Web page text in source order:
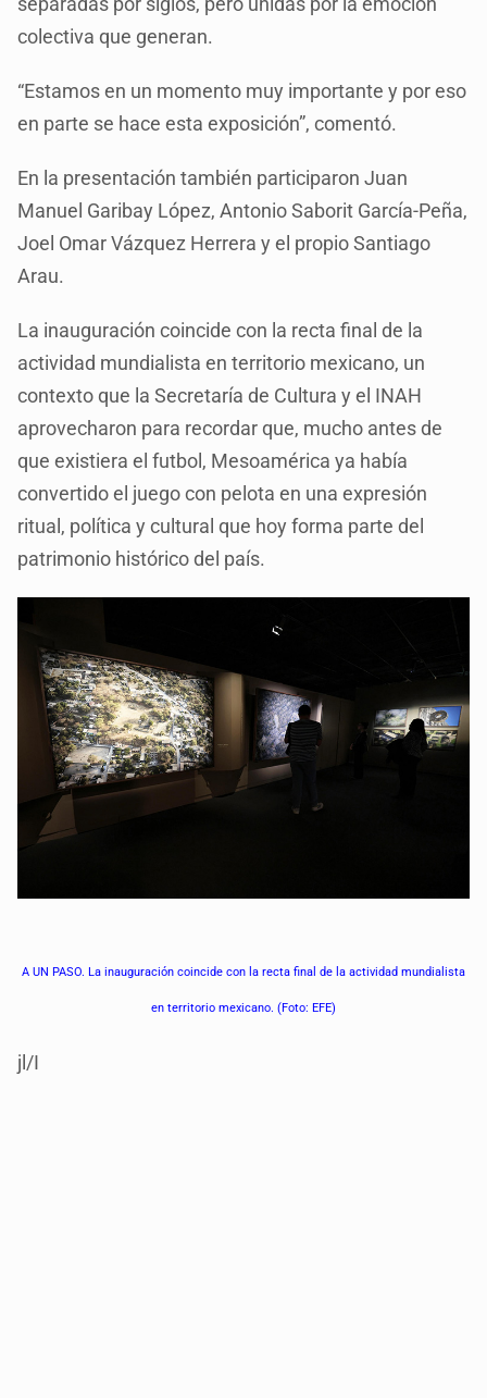
colectiva que generan.
“Estamos en un momento muy importante y por eso
en parte se hace esta exposición”, comentó.
En la presentación también participaron Juan
Manuel Garibay López, Antonio Saborit García-Peña,
Joel Omar Vázquez Herrera y el propio Santiago
Arau.
La inauguración coincide con la recta final de la
actividad mundialista en territorio mexicano, un
contexto que la Secretaría de Cultura y el INAH
aprovecharon para recordar que, mucho antes de
que existiera el futbol, Mesoamérica ya había
convertido el juego con pelota en una expresión
ritual, política y cultural que hoy forma parte del
patrimonio histórico del país.
A UN PASO. La inauguración coincide con la recta final de la actividad mundialista
en territorio mexicano. (Foto: EFE)
jl/I